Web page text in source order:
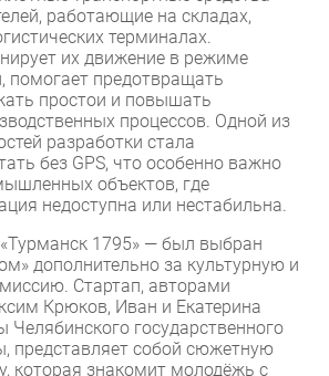
работающие на складах,
терминалах.
их движение в режиме
помогает предотвращать
простои и повышать
процессов. Одной из
разработки стала
без GPS, что особенно важно
объектов, где
недоступна или нестабильна.
1795» — был выбран
дополнительно за культурную и
Стартап, авторами
Крюков, Иван и Екатерина
государственного
представляет собой сюжетную
которая знакомит молодёжь с